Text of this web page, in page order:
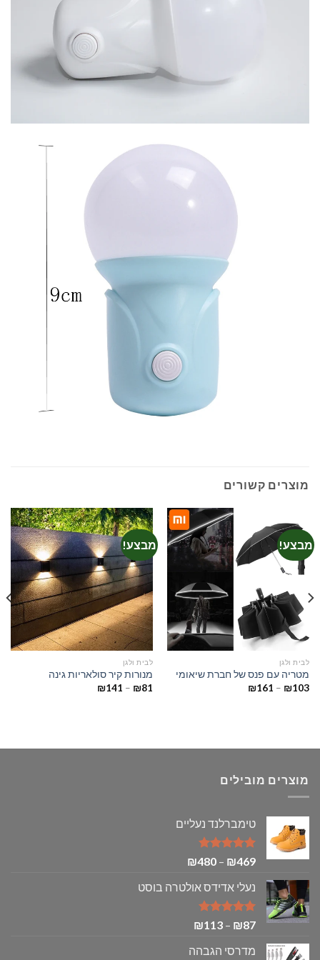
מוצרים קשורים
מבצע!
לבית ולגן
מטריה עם פנס של חברת שיאומי
₪103
–
₪161
טווח
מבצע!
לבית ולגן
מנורות קיר סולאריות גינה
₪81
–
₪141
טווח
מוצרים מובילים
טימברלנד נעליים
דורג5.00₪469
–
₪480
נעלי אדידס אולטרה בוסט
דורג
5.00
₪87
–
₪113
מדרסי הגבהה